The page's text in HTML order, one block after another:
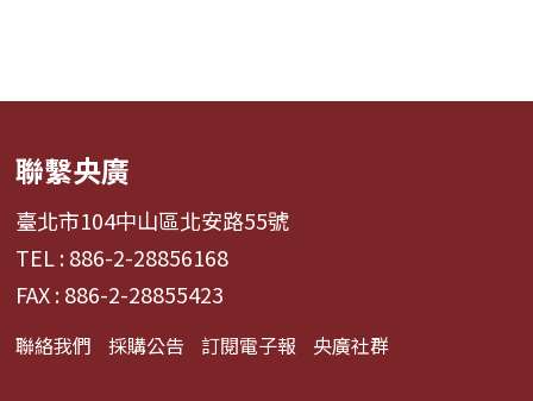
聯繫央廣
臺北市104中山區北安路55號
TEL : 886-2-28856168
FAX : 886-2-28855423
聯絡我們 採購公告 訂閱電子報 央廣社群